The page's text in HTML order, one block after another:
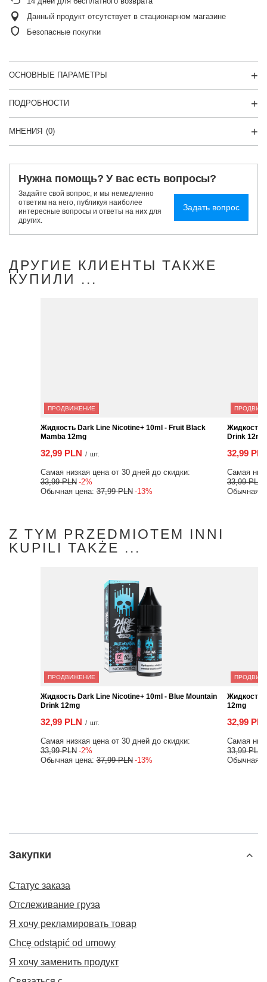
Данный продукт отсутствует в стационарном магазине
Безопасные покупки
ОСНОВНЫЕ ПАРАМЕТРЫ
ПОДРОБНОСТИ
МНЕНИЯ (0)
Нужна помощь? У вас есть вопросы?
Задайте свой вопрос, и мы немедленно
ответим на него, публикуя наиболее
интересные вопросы и ответы на них для
других.
Задать вопрос
ДРУГИЕ КЛИЕНТЫ ТАКЖЕ
КУПИЛИ ...
ПРОДВИЖЕНИЕ
Жидкость Dark Line Nicotine+ 10ml - Fruit Black
Mamba 12mg
32,99 PLN / шт.
Самая низкая цена от 30 дней до скидки:
33,99 PLN -2%
Обычная цена:37,99 PLN -13%
ПРОДВИЖЕНИЕ
Жидкость Dark Line
Mountain Drink 12mg
32,99 PLN / шт.
Самая низкая
33,99 PLN -2%
Обычная цена:
Z TYM PRZEDMIOTEM INNI
KUPILI TAKŻE ...
ПРОДВИЖЕНИЕ
Жидкость Dark Line Nicotine+ 10ml - Blue
Mountain Drink 12mg
32,99 PLN / шт.
Самая низкая цена от 30 дней до скидки:
33,99 PLN -2%
Обычная цена:37,99 PLN -13%
ПРОДВИЖЕНИЕ
Жидкость Dark Line
32,99 PLN / шт.
Самая низкая
33,99 PLN -2%
Обычная цена:
Закупки
Статус заказа
Отслеживание груза
Я хочу рекламировать товар
Chcę odstąpić od umowy
Я хочу заменить продукт